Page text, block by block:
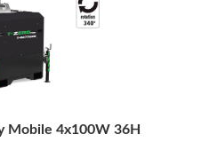
Mobile 4x100W 36H